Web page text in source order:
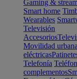
Gaming &
Smart home
Wearables
Televisión
Accesorios
Movilidad urbana
eléctricas
Telefonía
complementos